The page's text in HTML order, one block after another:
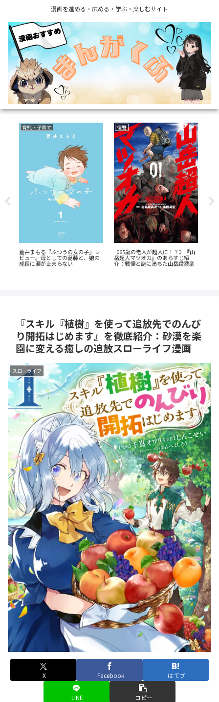
漫画を進める・広める・学ぶ・楽しむサイト
ミステリー
『幼児A』5歳の殺人犯、その瞳の
奥に潜む闇とは？ 衝撃作を徹底解
剖
サバイバルホラー
『群脳教室』の魅力を徹底解説！
教室が脳だらけ？衝撃サスペンス
を今すぐ読むべき5つの理由
『スキル『植樹』を使って追放先でのんび
り開拓はじめます』を徹底紹介：砂漠を楽
園に変える癒しの追放スローライフ漫画
スローライフ
X Facebook はてブ
LINE コピー